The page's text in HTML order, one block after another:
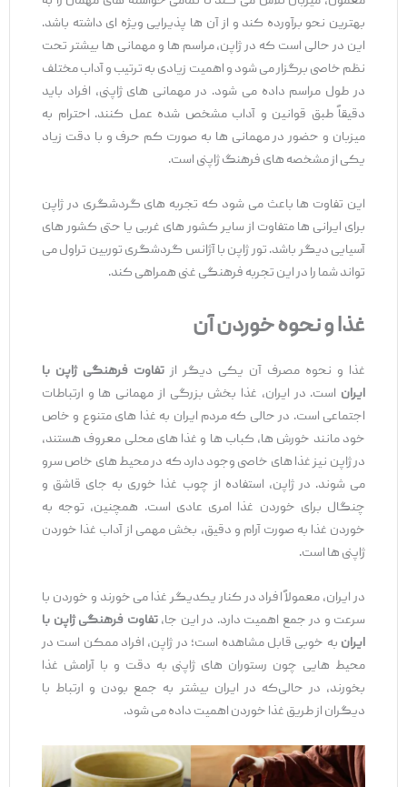
بهترین نحو برآورده کند و از آن ‌ها پذیرایی ویژه‌ ای داشته باشد.
این در حالی است که در ژاپن، مراسم ‌ها و مهمانی ‌ها بیشتر تحت
نظم خاصی برگزار می ‌شود و اهمیت زیادی به ترتیب و آداب مختلف
در طول مراسم داده می ‌شود. در مهمانی ‌های ژاپنی، افراد باید
دقیقاً طبق قوانین و آداب مشخص شده عمل کنند. احترام به
میزبان و حضور در مهمانی ‌ها به ‌صورت کم ‌حرف و با دقت زیاد
یکی از مشخصه ‌های فرهنگ ژاپنی است.
این تفاوت‌ ها باعث می ‌شود که تجربه‌ های گردشگری در ژاپن
برای ایرانی‌ ها متفاوت از سایر کشور های غربی یا حتی کشور های
آسیایی دیگر باشد. تور ژاپن با آژانس گردشگری توربین تراول می
‌تواند شما را در این تجربه فرهنگی غنی همراهی کند.
غذا و نحوه خوردن آن
غذا و نحوه مصرف آن یکی دیگر ازتفاوت‌ فرهنگی ژاپن با
ایراناست. در ایران، غذا بخش بزرگی از مهمانی ‌ها و ارتباطات
اجتماعی است. در حالی که مردم ایران به غذا های متنوع و خاص
خود مانند خورش ‌ها، کباب ‌ها و غذا های محلی معروف هستند،
در ژاپن نیز غذا های خاصی وجود دارد که در محیط‌ های خاص سرو
می ‌شوند. در ژاپن، استفاده از چوب ‌غذا خوری به جای قاشق و
چنگال برای خوردن غذا امری عادی است. همچنین، توجه به
خوردن غذا به ‌صورت آرام و دقیق، بخش مهمی از آداب غذا خوردن
ژاپنی ‌ها است.
در ایران، معمولاً افراد در کنار یکدیگر غذا می‌ خورند و خوردن با
سرعت و در جمع اهمیت دارد. در این ‌جا،تفاوت‌ فرهنگی ژاپن با
ایرانبه‌ خوبی قابل مشاهده است؛ در ژاپن، افراد ممکن است در
محیط‌ هایی چون رستوران‌ های ژاپنی به دقت و با آرامش غذا
بخورند، در حالی‌که در ایران بیشتر به جمع بودن و ارتباط با
دیگران از طریق غذا خوردن اهمیت داده می ‌شود.